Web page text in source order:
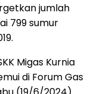
jumlah
799 sumur
Migas Kurnia
di Forum Gas